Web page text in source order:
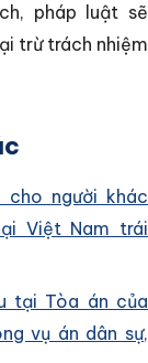
pháp luật sẽ
trừ trách nhiệm
người khác
Việt Nam trái
tại Tòa án của
vụ án dân sự,